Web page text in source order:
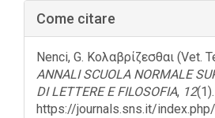
Barra
laterale
dell'articolo
Come citare
Nenci, G. Κολαβρίζεσθαι (Vet.
ANNALI SCUOLA NORMALE
DI LETTERE E FILOSOFIA, 12
https://journals.sns.it/